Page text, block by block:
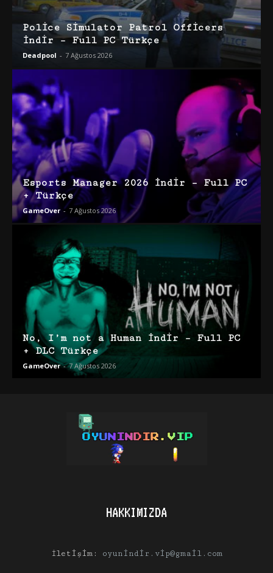
Police Simulator Patrol Officers
İndir – Full PC Türkçe
Deadpool - 7 Ağustos 2026
Esports Manager 2026 İndir – Full PC
+ Türkçe
GameOver - 7 Ağustos 2026
No, I’m not a Human İndir – Full PC
+ DLC Türkçe
GameOver - 7 Ağustos 2026
HAKKIMIZDA
İletişim: oyunindir.vip@gmail.com